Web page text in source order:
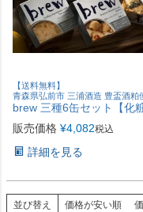
【送料無料】
青森県弘前市 三浦酒造 豊盃酒粕
brew 三種6缶セット【化
販売価格 ¥4,082税込
詳細を見る
並び替え 価格が安い順